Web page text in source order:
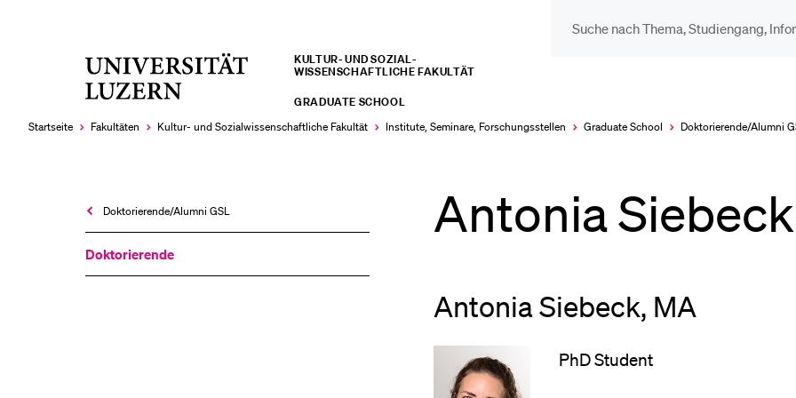
Universität
KULTUR- UND SOZIAL­­­
WISSENSCHAFTLICHE FAKULTÄT
GRADUATE SCHOOL
Startseite
Fakultäten Kultur- und Sozial­­wissenschaftliche Fakultät Institute, Seminare, Forschungsstellen Graduate School Doktorierende/Alumni
Doktorierende/Alumni GSL
Doktorierende
Antonia Siebeck
Antonia Siebeck, MA
PhD Student
LETZTE SUCHEN
Sie haben noch keine Suche getätigt.
DIE UNI FÜR…
Schulklassen und
Studien­interessierte
Studierende